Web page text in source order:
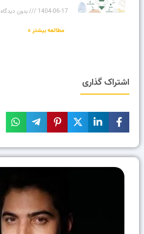
1404-06-17
بدون دیدگاه
مطالعه بیشتر »
اشتراک گذاری